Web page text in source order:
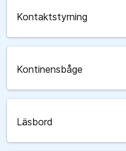
Kontaktstyrning
Kontinensbåge
Läsbord